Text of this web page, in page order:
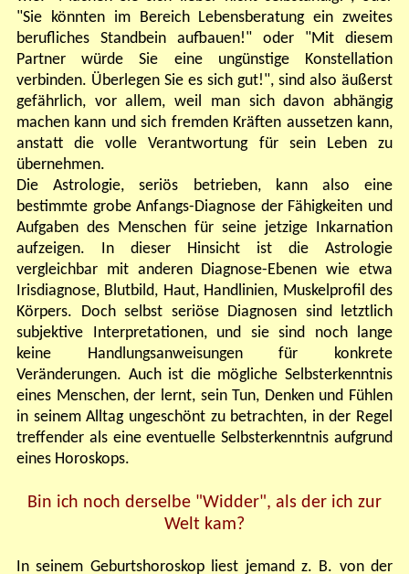
"Sie könnten im Bereich Lebensberatung ein zweites
berufliches Standbein aufbauen!" oder "Mit diesem
Partner würde Sie eine ungünstige Konstellation
verbinden. Überlegen Sie es sich gut!", sind also äußerst
gefährlich, vor allem, weil man sich davon abhängig
machen kann und sich fremden Kräften aussetzen kann,
anstatt die volle Verantwortung für sein Leben zu
übernehmen.
Die Astrologie, seriös betrieben, kann also eine
bestimmte grobe Anfangs-Diagnose der Fähigkeiten und
Aufgaben des Menschen für seine jetzige Inkarnation
aufzeigen. In dieser Hinsicht ist die Astrologie
vergleichbar mit anderen Diagnose-Ebenen wie etwa
Irisdiagnose, Blutbild, Haut, Handlinien, Muskelprofil des
Körpers. Doch selbst seriöse Diagnosen sind letztlich
subjektive Interpretationen, und sie sind noch lange
keine Handlungsanweisungen für konkrete
Veränderungen. Auch ist die mögliche Selbsterkenntnis
eines Menschen, der lernt, sein Tun, Denken und Fühlen
in seinem Alltag ungeschönt zu betrachten, in der Regel
treffender als eine eventuelle Selbsterkenntnis aufgrund
eines Horoskops.
Bin ich noch derselbe "Widder", als der ich zur
Welt kam?
In seinem Geburtshoroskop liest jemand z. B. von der